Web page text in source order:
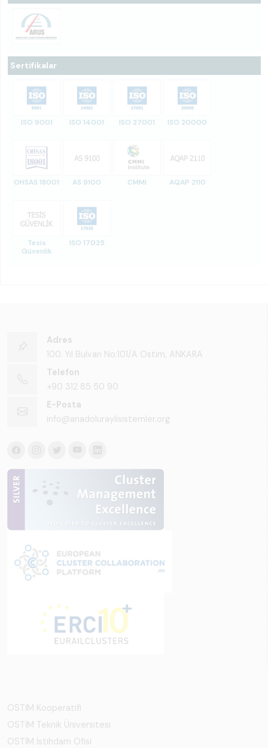
Sertifikalar
ISO 9001 ISO 14001 ISO 27001 ISO 20000
OHSAS 18001 AS 9100 CMMI AQAP 2110
Tesis
Güvenlik
ISO 17025
Adres
100. Yıl Bulvarı No:101/A Ostim, ANKARA
Telefon
+90 312 85 50 90
E-Posta
info@anadoluraylisistemler.org
OSTİM Kooperatifi
OSTİM Teknik Üniversitesi
OSTİM İstihdam Ofisi